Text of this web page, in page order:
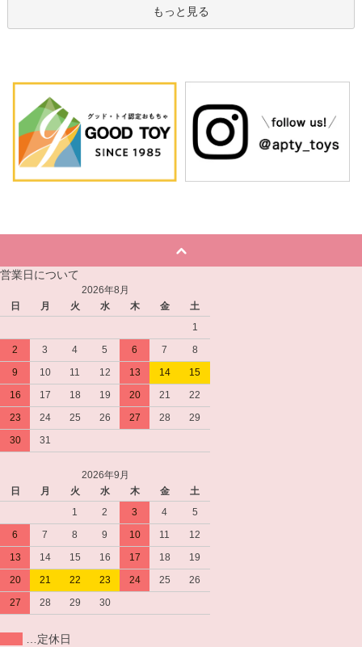
もっと見る
営業日について
2026年8月
日
月 火 水 木 金
土
1
2
3 4 5 6 7
8
9
10 11 12 13 14
15
16
17 18 19 20 21
22
23
24 25 26 27 28
29
30
31
2026年9月
日
月 火 水 木 金
土
1
2 3 4
5
6
7 8 9 10 11
12
13
14 15 16 17 18
19
20
21 22 23 24 25
26
27
28 29 30
…定休日